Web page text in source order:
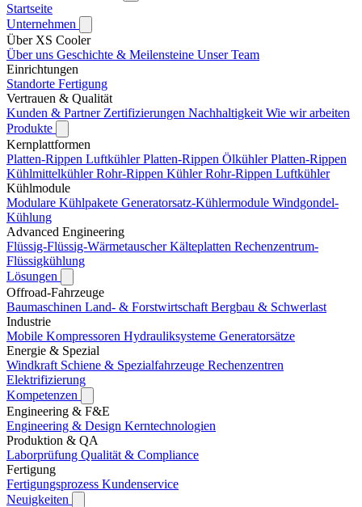
Startseite
Unternehmen
Über XS Cooler
Über uns Geschichte & Meilensteine Unser Team
Einrichtungen
Standorte Fertigung
Vertrauen & Qualität
Kunden & Partner Zertifizierungen Nachhaltigkeit Wie wir arbeiten
Produkte
Kernplattformen
Platten-Rippen LuftkühlerPlatten-Rippen ÖlkühlerPlatten-Rippen
KühlmittelkühlerRohr-Rippen KühlerRohr-Rippen Luftkühler
Kühlmodule
Modulare Kühlpakete Generatorsatz-Kühlermodule Windgondel-
Kühlung
Advanced Engineering
Flüssig-Flüssig-WärmetauscherKälteplatten Rechenzentrum-
Flüssigkühlung
Lösungen
Offroad-Fahrzeuge
Baumaschinen Land- & Forstwirtschaft Bergbau & Schwerlast
Industrie
Mobile Kompressoren Hydrauliksysteme Generatorsätze
Energie & Spezial
Windkraft Schiene & Spezialfahrzeuge Rechenzentren
Elektrifizierung
Kompetenzen
Engineering & F&E
Engineering & Design Kerntechnologien
Produktion & QA
Laborprüfung Qualität & Compliance
Fertigung
Fertigungsprozess Kundenservice
Neuigkeiten